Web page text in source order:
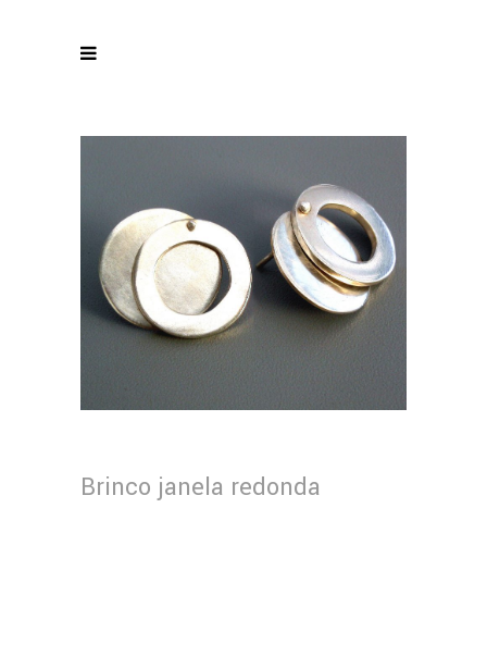
Brinco janela redonda